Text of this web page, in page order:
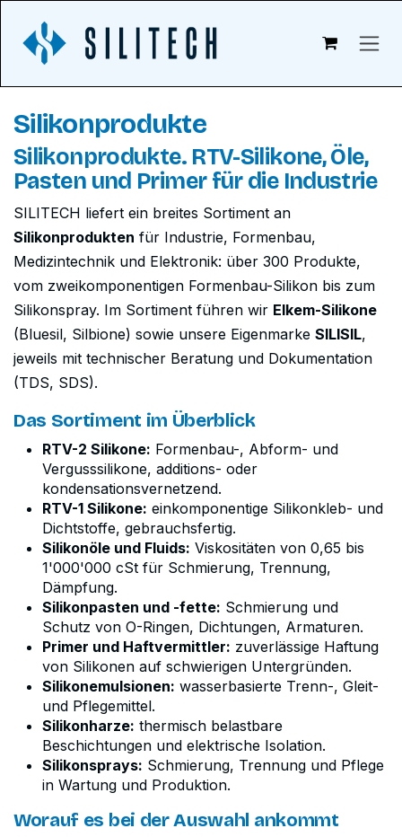
Silikonprodukte
Silikonprodukte. RTV-Silikone, Öle,
Pasten und Primer für die Industrie
SILITECH liefert ein breites Sortiment an
Silikonprodukten für Industrie, Formenbau,
Medizintechnik und Elektronik: über 300 Produkte,
vom zweikomponentigen Formenbau-Silikon bis zum
Silikonspray. Im Sortiment führen wir Elkem-Silikone
(Bluesil, Silbione) sowie unsere Eigenmarke SILISIL,
jeweils mit technischer Beratung und Dokumentation
(TDS, SDS).
Das Sortiment im Überblick
RTV-2 Silikone: Formenbau-, Abform- und
Vergusssilikone, additions- oder
kondensationsvernetzend.
RTV-1 Silikone: einkomponentige Silikonkleb- und
Dichtstoffe, gebrauchsfertig.
Silikonöle und Fluids: Viskositäten von 0,65 bis
1'000'000 cSt für Schmierung, Trennung,
Dämpfung.
Silikonpasten und -fette: Schmierung und
Schutz von O-Ringen, Dichtungen, Armaturen.
Primer und Haftvermittler: zuverlässige Haftung
von Silikonen auf schwierigen Untergründen.
Silikonemulsionen: wasserbasierte Trenn-, Gleit-
und Pflegemittel.
Silikonharze: thermisch belastbare
Beschichtungen und elektrische Isolation.
Silikonsprays: Schmierung, Trennung und Pflege
in Wartung und Produktion.
Worauf es bei der Auswahl ankommt